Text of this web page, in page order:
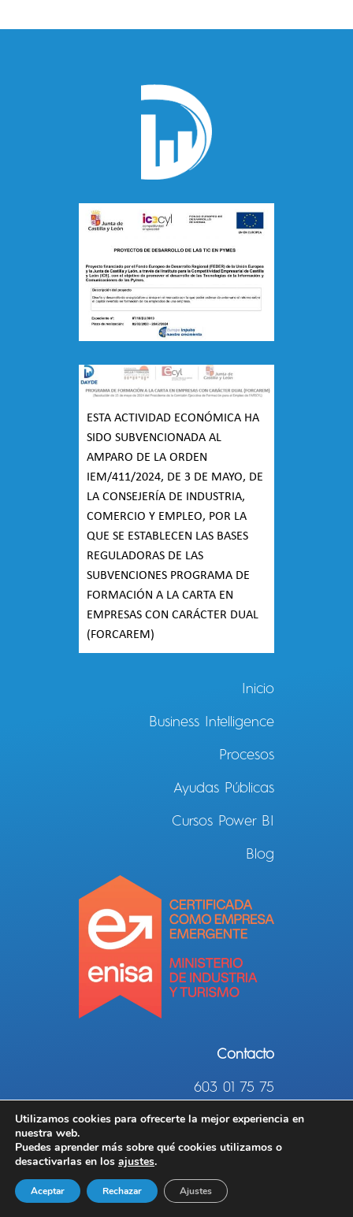
ESTA ACTIVIDAD ECONÓMICA HA
SIDO SUBVENCIONADA AL
AMPARO DE LA ORDEN
IEM/411/2024, DE 3 DE MAYO, DE
LA CONSEJERÍA DE INDUSTRIA,
COMERCIO Y EMPLEO, POR LA
QUE SE ESTABLECEN LAS BASES
REGULADORAS DE LAS
SUBVENCIONES PROGRAMA DE
FORMACIÓN A LA CARTA EN
EMPRESAS CON CARÁCTER DUAL
(FORCAREM)
Inicio
Business Intelligence
Procesos
Ayudas Públicas
Cursos Power BI
Blog
Contacto
603 01 75 75
info@datosydecisiones.es
Utilizamos cookies para ofrecerte la mejor experiencia en
nuestra web.
Puedes aprender más sobre qué cookies utilizamos o
desactivarlas en los ajustes.
Aceptar Rechazar Ajustes